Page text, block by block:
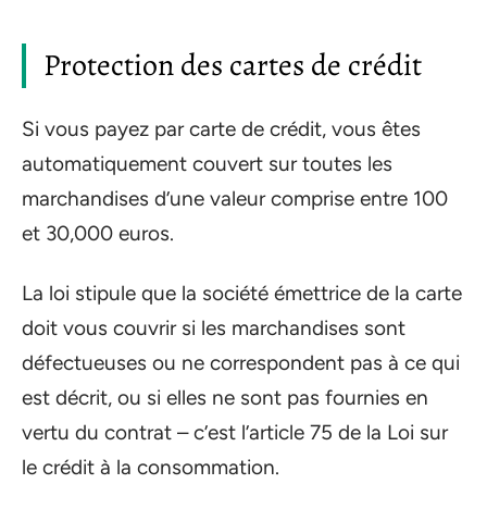
Protection des cartes de crédit
Si vous payez par carte de crédit, vous êtes
automatiquement couvert sur toutes les
marchandises d’une valeur comprise entre 100
et 30,000 euros.
La loi stipule que la société émettrice de la carte
doit vous couvrir si les marchandises sont
défectueuses ou ne correspondent pas à ce qui
est décrit, ou si elles ne sont pas fournies en
vertu du contrat – c’est l’article 75 de la Loi sur
le crédit à la consommation.